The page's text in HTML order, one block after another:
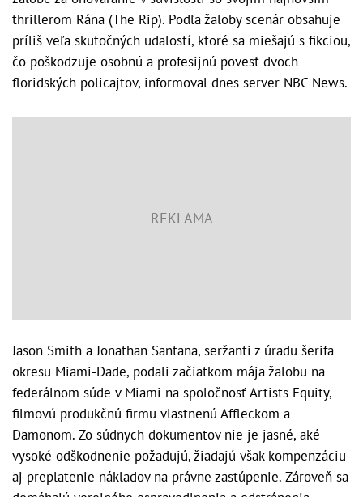
thrillerom Rána (The Rip). Podľa žaloby scenár obsahuje
príliš veľa skutočných udalostí, ktoré sa miešajú s fikciou,
čo poškodzuje osobnú a profesijnú povesť dvoch
floridských policajtov, informoval dnes server NBC News.
Jason Smith a Jonathan Santana, seržanti z úradu šerifa
okresu Miami-Dade, podali začiatkom mája žalobu na
federálnom súde v Miami na spoločnosť Artists Equity,
filmovú produkčnú firmu vlastnenú Affleckom a
Damonom. Zo súdnych dokumentov nie je jasné, aké
vysoké odškodnenie požadujú, žiadajú však kompenzáciu
aj preplatenie nákladov na právne zastúpenie. Zároveň sa